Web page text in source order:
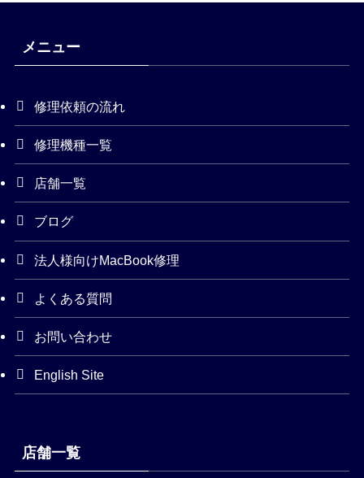
メニュー
修理依頼の流れ
修理機種一覧
店舗一覧
ブログ
法人様向けMacBook修理
よくある質問
お問い合わせ
English Site
店舗一覧